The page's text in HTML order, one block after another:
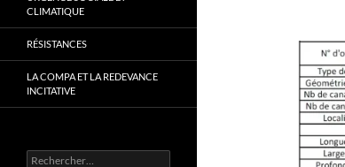
CLIMATIQUE
RÉSISTANCES
LA COMPA ET LA REDEVANCE
INCITATIVE
Rechercher :